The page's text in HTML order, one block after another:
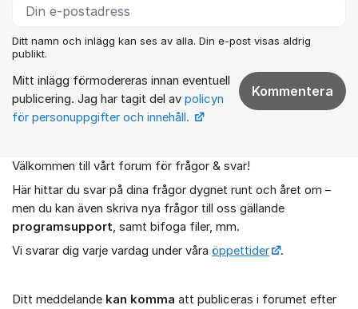
Ditt namn och inlägg kan ses av alla. Din e-post visas aldrig
publikt.
Mitt inlägg förmodereras innan eventuell
publicering. Jag har tagit del av policyn
för personuppgifter och innehåll.
Kommentera
Om forumet
Välkommen till vårt forum för frågor & svar!
Här hittar du svar på dina frågor dygnet runt och året om –
men du kan även skriva nya frågor till oss gällande
programsupport, samt bifoga filer, mm.
Vi svarar dig varje vardag under våra öppettider .
Ditt meddelande kan komma att publiceras i forumet efter